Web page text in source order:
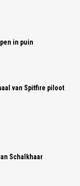
in puin
van Spitfire piloot
Schalkhaar